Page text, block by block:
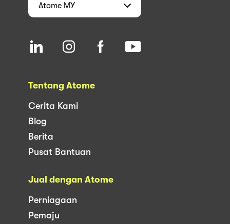
Atome MY
Tentang Atome
Cerita Kami
Blog
Berita
Pusat Bantuan
Jual dengan Atome
Perniagaan
Pemaju